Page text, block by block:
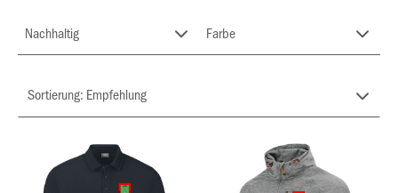
Nachhaltig Farbe